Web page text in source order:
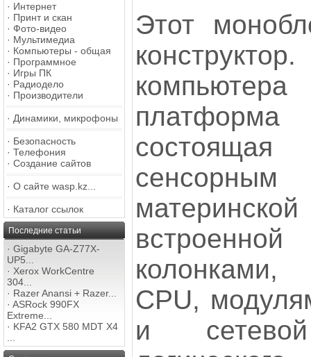
· Интернет
· Принт и скан
· Фото-видео
· Мультимедиа
· Компьютеры - общая
· Программное
· Игры ПК
· Радиодело
· Производители
· Динамики, микрофоны
· Безопасность
· Телефония
· Создание сайтов
· О сайте wasp.kz...
· Каталог ссылок
Последние статьи
· Gigabyte GA-Z77X-
UP5...
· Xerox WorkCentre
304...
· Razer Anansi + Razer...
· ASRock 990FX
Extreme...
· KFA2 GTX 580 MDT X4
Этот
платформа
CPU,
и